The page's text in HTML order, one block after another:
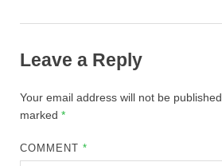
Leave a Reply
Your email address will not be published.
marked *
COMMENT*